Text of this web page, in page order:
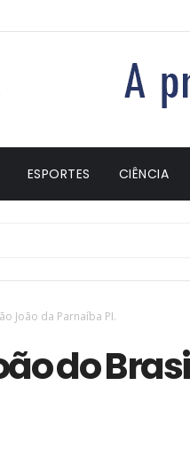
ESPORTES CIÊNCIA
João da Parnaíba PI.
do